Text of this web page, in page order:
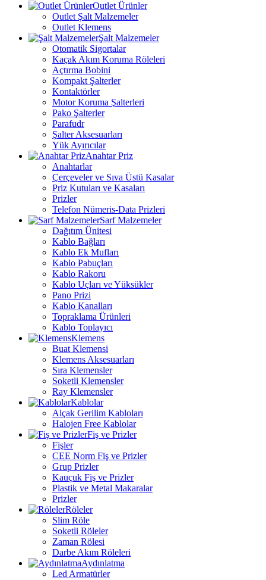
Outlet Ürünler
Outlet Şalt Malzemeler
Outlet Klemens
Şalt Malzemeler
Otomatik Sigortalar
Kaçak Akım Koruma Röleleri
Açtırma Bobini
Kompakt Şalterler
Kontaktörler
Motor Koruma Şalterleri
Pako Şalterler
Parafudr
Şalter Aksesuarları
Yük Ayırıcılar
Anahtar Priz
Anahtarlar
Çerçeveler ve Sıva Üstü Kasalar
Priz Kutuları ve Kasaları
Prizler
Telefon Nümeris-Data Prizleri
Sarf Malzemeler
Dağıtım Ünitesi
Kablo Bağları
Kablo Ek Mufları
Kablo Pabuçları
Kablo Rakoru
Kablo Uçları ve Yüksükler
Pano Prizi
Kablo Kanalları
Topraklama Ürünleri
Kablo Toplayıcı
Klemens
Buat Klemensi
Klemens Aksesuarları
Sıra Klemensler
Soketli Klemensler
Ray Klemensler
Kablolar
Alçak Gerilim Kabloları
Halojen Free Kablolar
Fiş ve Prizler
Fişler
CEE Norm Fiş ve Prizler
Grup Prizler
Kauçuk Fiş ve Prizler
Plastik ve Metal Makaralar
Prizler
Röleler
Slim Röle
Soketli Röleler
Zaman Rölesi
Darbe Akım Röleleri
Aydınlatma
Led Armatürler